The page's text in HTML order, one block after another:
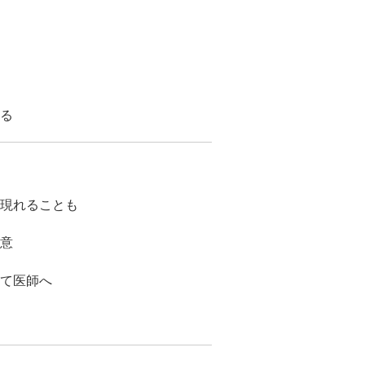
れることも
医師へ